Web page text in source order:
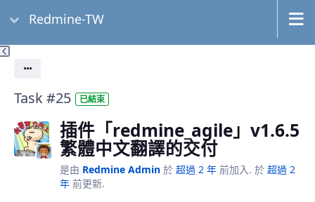
Redmine-TW
Task #25 已結束
插件「redmine_agile」v1.6.5
繁體中文翻譯的交付
是由 Redmine Admin 於 超過 2 年 前加入. 於 超過 2
年 前更新.